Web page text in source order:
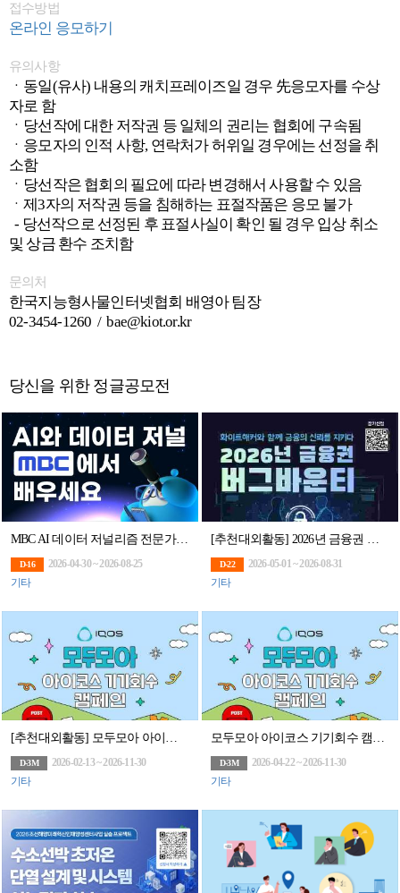
접수방법
온라인 응모하기
유의사항
ㆍ동일(유사) 내용의 캐치프레이즈일 경우 先응모자를 수상
자로 함
ㆍ당선작에 대한 저작권 등 일체의 권리는 협회에 구속됨
ㆍ응모자의 인적 사항, 연락처가 허위일 경우에는 선정을 취
소함
ㆍ당선작은 협회의 필요에 따라 변경해서 사용할 수 있음
ㆍ제3자의 저작권 등을 침해하는 표절작품은 응모 불가
- 당선작으로 선정된 후 표절사실이 확인 될 경우 입상 취소
및 상금 환수 조치함
문의처
한국지능형사물인터넷협회 배영아 팀장
02-3454-1260 / bae@kiot.or.kr
당신을 위한 정글공모전
MBC AI 데이터 저널리즘 전문가 과정
D-16
2026-04-30 ~ 2026-08-25
기타
[추천대외활동] 2026년 금융권 버그바운티 (~8/31)
D-22
2026-05-01 ~ 2026-08-31
기타
[추천대외활동] 모두모아 아이코스 기기회수 캠페인
D-3M
2026-02-13 ~ 2026-11-30
기타
모두모아 아이코스 기기회수 캠페인
D-3M
2026-04-22 ~ 2026-11-30
기타